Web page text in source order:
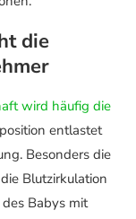
die
wird häufig die
entlastet
Besonders die
Blutzirkulation
Babys mit